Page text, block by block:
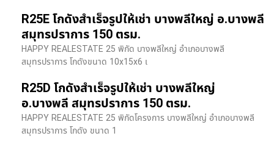
R25E โกดังสำเร็จรูปให้เช่า บางพลีใหญ่ อ.บางพลี
สมุทรปราการ 150 ตรม.
HAPPY REALESTATE 25 พิกัด บางพลีใหญ่ อำเภอบางพลี
สมุทรปราการ โกดังขนาด 10x15x6 เ
R25D โกดังสำเร็จรูปให้เช่า บางพลีใหญ่
อ.บางพลี สมุทรปราการ 150 ตรม.
HAPPY REALESTATE 25 พิกัดโครงการ บางพลีใหญ่ อำเภอบางพลี
สมุทรปราการ โกดัง ขนาด 1